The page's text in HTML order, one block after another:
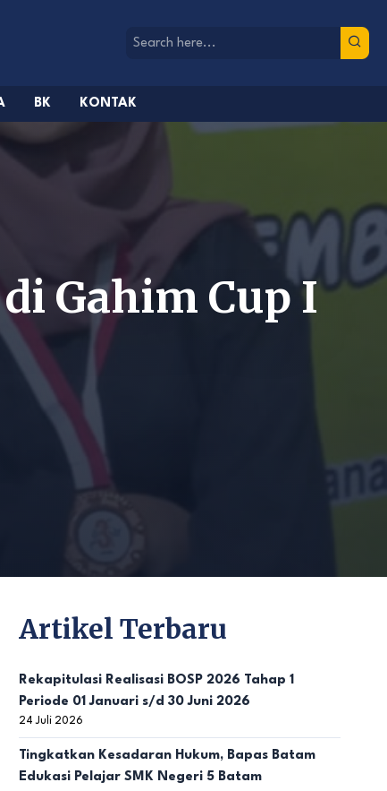
BK KONTAK
Gahim Cup I
Artikel Terbaru
Rekapitulasi Realisasi BOSP 2026 Tahap 1
Periode 01 Januari s/d 30 Juni 2026
24 Juli 2026
Tingkatkan Kesadaran Hukum, Bapas Batam
Edukasi Pelajar SMK Negeri 5 Batam